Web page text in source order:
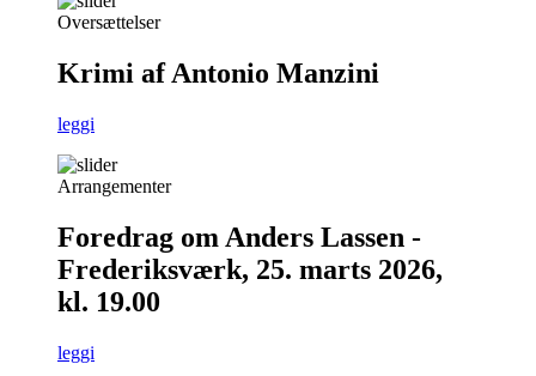
Oversættelser
Krimi af Antonio Manzini
leggi
Arrangementer
Foredrag om Anders Lassen -
Frederiksværk, 25. marts 2026,
kl. 19.00
leggi